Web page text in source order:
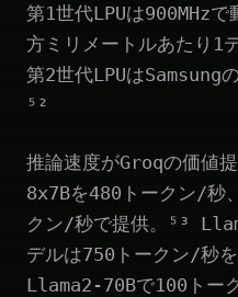
第1世代LPUは900MHz
方ミリメートルあたり1
第2世代LPUはSamsung
⁵²
推論速度がGroqの価値
8x7Bを480トークン/
クン/秒で提供。⁵³
デルは750トークン/秒
Llama2-70Bで100トー